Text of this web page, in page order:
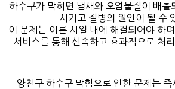
하수구가 막히면 냄새와 오염물질이 배출
시키고 질병의 원인이 될 수
이 문제는 이른 시일 내에 해결되어야 하
서비스를 통해 신속하고 효과적으로 처
양천구 하수구 막힘으로 인한 문제는 즉